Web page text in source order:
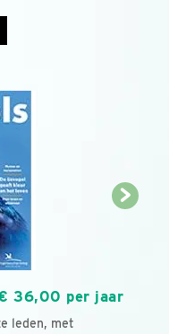
36,00 per jaar
leden, met